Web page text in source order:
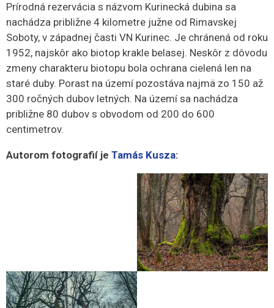
Prírodná rezervácia s názvom Kurinecká dubina sa
nachádza približne 4 kilometre južne od Rimavskej
Soboty, v západnej časti VN Kurinec. Je chránená od roku
1952, najskôr ako biotop krakle belasej. Neskôr z dôvodu
zmeny charakteru biotopu bola ochrana cielená len na
staré duby. Porast na území pozostáva najmä zo 150 až
300 ročných dubov letných. Na území sa nachádza
približne 80 dubov s obvodom od 200 do 600
centimetrov.
Autorom fotografií je Tamás Kusza: